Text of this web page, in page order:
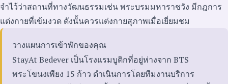
จำไว้ว่าสถานที่ทางวัฒนธรรมเช่น พระบรมมหาราชวัง มีกฎการ
แต่งกายที่เข้มงวด ดังนั้นควรแต่งกายสุภาพเมื่อเยี่ยมชม
วางแผนการเข้าพักของคุณ
StayAt Bedever เป็นโรงแรมบูติกที่อยู่ห่างจาก BTS
พระโขนงเพียง 15 ก้าว ดำเนินการโดยทีมงานบริการ